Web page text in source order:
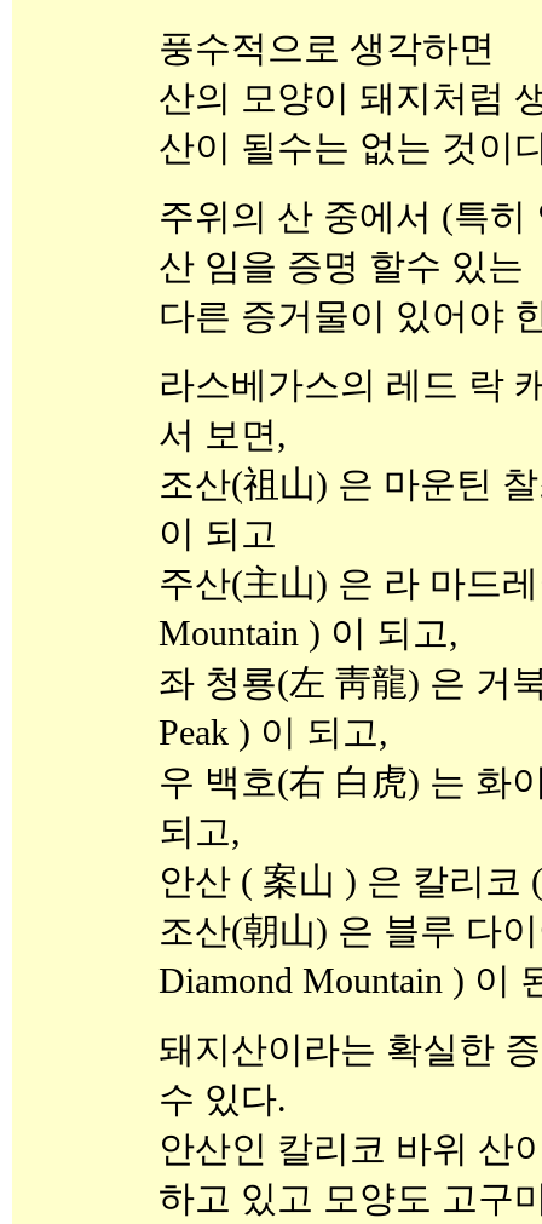
풍수적으로 생각하면
산의 모양이 돼지처럼
산이 될수는 없는 것이
주위의 산 중에서 (특
산 임을 증명 할수 있는
다른 증거물이 있어야
라스베가스의 레드 락
서 보면,
조산(祖山) 은 마운틴
이 되고
주산(主山) 은 라 마드
Mountain ) 이 되고,
좌 청룡(左 靑龍) 은 거
Peak ) 이 되고,
우 백호(右 白虎) 는 화
되고,
안산 ( 案山 ) 은 칼리코
조산(朝山) 은 블루 다
Diamond Mountain ) 이
돼지산이라는 확실한
수 있다.
안산인 칼리코 바위 산
하고 있고 모양도 고구